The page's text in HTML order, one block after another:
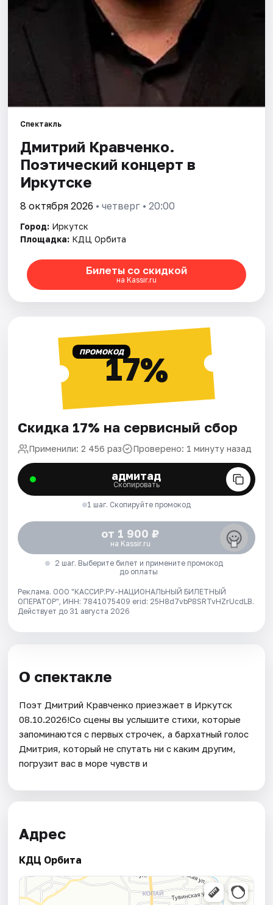
Спектакль
Дмитрий Кравченко.
Поэтический концерт в
Иркутске
8 октября 2026 • четверг • 20:00
Город: Иркутск
Площадка: КДЦ Орбита
Билеты со скидкой
на Kassir.ru
ПРОМОКОД17%
Скидка 17% на сервисный сбор
Применили: 2 456 раз Проверено: 1 минуту назад
адмитад
Скопировать
1 шаг. Скопируйте промокод
от 1 900 ₽
на Kassir.ru
2 шаг. Выберите билет и примените промокод
до оплаты
Реклама. ООО "КАССИР.РУ-НАЦИОНАЛЬНЫЙ БИЛЕТНЫЙ
ОПЕРАТОР", ИНН: 7841075409 erid: 25H8d7vbP8SRTvHZrUcdLB.
Действует до 31 августа 2026
О спектакле
Поэт Дмитрий Кравченко приезжает в Иркутск
08.10.2026!Со сцены вы услышите стихи, которые
запоминаются с первых строчек, а бархатный голос
Дмитрия, который не спутать ни с каким другим,
погрузит вас в море чувств и
Адрес
КДЦ Орбита